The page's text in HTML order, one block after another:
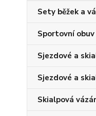
Sety běžek a
Sportovní obuv
Sjezdové a
Sjezdové a
Skialpová